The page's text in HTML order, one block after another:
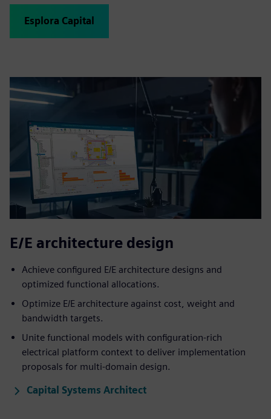
Esplora Capital
E/E architecture design
Achieve configured E/E architecture designs and
optimized functional allocations.
Optimize E/E architecture against cost, weight and
bandwidth targets.
Unite functional models with configuration-rich
electrical platform context to deliver implementation
proposals for multi-domain design.
Capital Systems Architect